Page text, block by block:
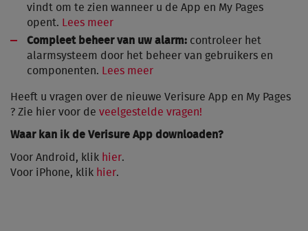
vindt om te zien wanneer u de App en My Pages
opent. Lees meer
Compleet beheer van uw alarm: controleer het
alarmsysteem door het beheer van gebruikers en
componenten.
Lees meer
Heeft u vragen over de nieuwe Verisure App en My Pages
? Zie hier voor de veelgestelde vragen!
Waar kan ik de Verisure App downloaden?
Voor Android, klik hier.
Voor iPhone, klik hier.